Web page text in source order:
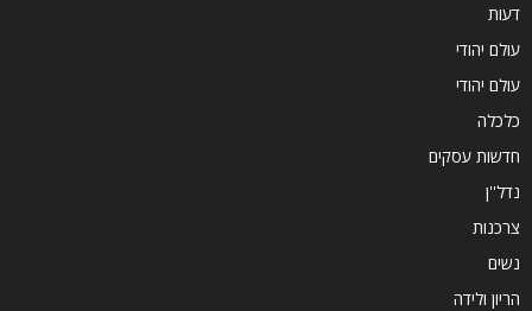
דעות
עולם יהודי
עולם יהודי
כלכלה
חדשות עסקים
נדל''ן
צרכנות
נשים
הריון ולידה